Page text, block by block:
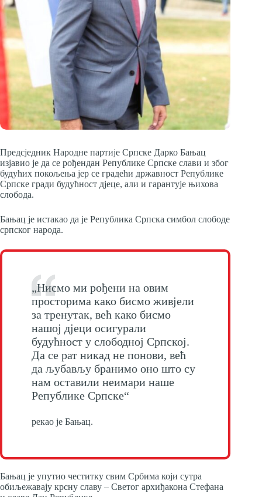
Предсједник Народне партије Српске Дарко Бањац
изјавио је да се рођендан Републике Српске слави и због
будућих покољења јер се градећи државност Републике
Српске гради будућност д‌јеце, али и гарантује њихова
слобода.
Бањац је истакао да је Република Српска симбол слободе
српског народа.
„Нисмо ми рођени на овим
просторима како бисмо живјели
за тренутак, већ како бисмо
нашој д‌јеци осигурали
будућност у слободној Српској.
Да се рат никад не понови, већ
да љубављу бранимо оно што су
нам оставили неимари наше
Републике Српске“
рекао је Бањац.
Бањац је упутио честитку свим Србима који сутра
обиљежавају крсну славу – Светог архиђакона Стефана